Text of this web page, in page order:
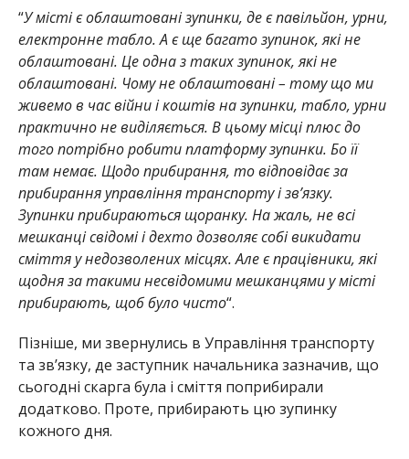
“У місті є облаштовані зупинки, де є павільйон, урни,
електронне табло. А є ще багато зупинок, які не
облаштовані. Це одна з таких зупинок, які не
облаштовані. Чому не облаштовані – тому що ми
живемо в час війни і коштів на зупинки, табло, урни
практично не виділяється. В цьому місці плюс до
того потрібно робити платформу зупинки. Бо її
там немає. Щодо прибирання, то відповідає за
прибирання управління транспорту і звʼязку.
Зупинки прибираються щоранку. На жаль, не всі
мешканці свідомі і дехто дозволяє собі викидати
сміття у недозволених місцях. Але є працівники, які
щодня за такими несвідомими мешканцями у місті
прибирають, щоб було чисто“.
Пізніше, ми звернулись в Управління транспорту
та зв’язку, де заступник начальника зазначив, що
сьогодні скарга була і сміття поприбирали
додатково. Проте, прибирають цю зупинку
кожного дня.